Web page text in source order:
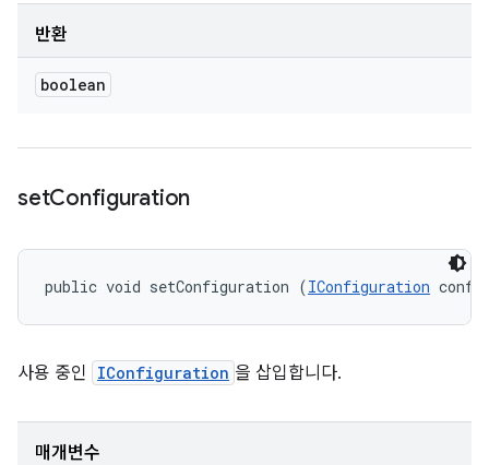
반환
boolean
setConfiguration
public void setConfiguration (IConfiguration
사용 중인 IConfiguration 을 삽입합니다.
매개변수